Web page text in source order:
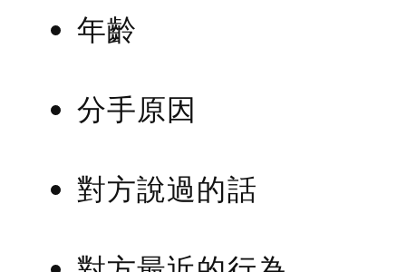
年齡
分手原因
對方說過的話